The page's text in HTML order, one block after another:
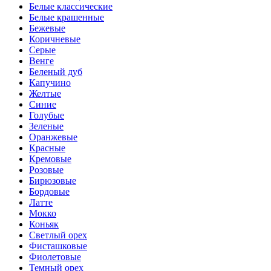
Белые классические
Белые крашенные
Бежевые
Коричневые
Серые
Венге
Беленый дуб
Капучино
Желтые
Синие
Голубые
Зеленые
Оранжевые
Красные
Кремовые
Розовые
Бирюзовые
Бордовые
Латте
Мокко
Коньяк
Светлый орех
Фисташковые
Фиолетовые
Темный орех